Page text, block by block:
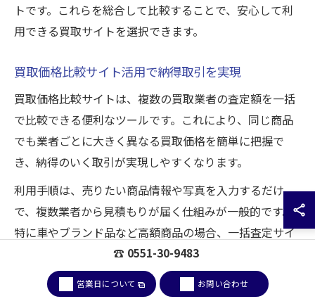
トです。これらを総合して比較することで、安心して利
用できる買取サイトを選択できます。
買取価格比較サイト活用で納得取引を実現
買取価格比較サイトは、複数の買取業者の査定額を一括
で比較できる便利なツールです。これにより、同じ商品
でも業者ごとに大きく異なる買取価格を簡単に把握で
き、納得のいく取引が実現しやすくなります。
利用手順は、売りたい商品情報や写真を入力するだけ
で、複数業者から見積もりが届く仕組みが一般的です。
特に車やブランド品など高額商品の場合、一括査定サイ
トを活用することで高値での売却チャンスが広がりま
す。なお、見積もりの際は商品の状態や付属品の有無を
正確に伝えることが重要です。
☎ 0551-30-9483
営業日について お問い合わせ